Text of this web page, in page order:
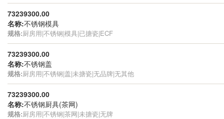
73239300.00
名称:不锈钢模具
规格:厨房用|不锈钢|模具|已搪瓷|ECF
73239300.00
名称:不锈钢盖
规格:厨房用|不锈钢|盖|未搪瓷|无品牌|无其他
73239300.00
名称:不锈钢厨具(茶网)
规格:厨房用|不锈钢|茶网|未搪瓷|无牌